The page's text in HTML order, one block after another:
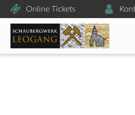
Online Tickets